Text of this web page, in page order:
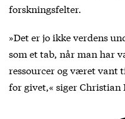
forskningsfelter.
»Det er jo ikke verdens
som et tab, når man har
ressourcer og været vant
for givet,« siger Christian